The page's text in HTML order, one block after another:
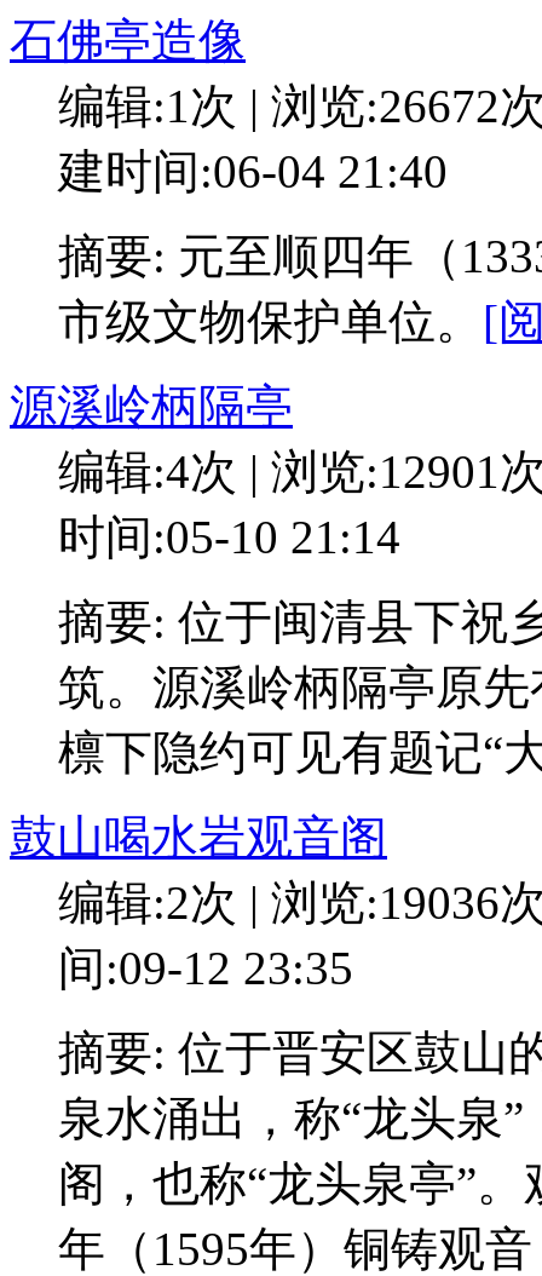
石佛亭造像
编辑:1次 | 浏览:26672
建时间:06-04 21:40
摘要: 元至顺四年（
市级文物保护单位。 [
源溪岭柄隔亭
编辑:4次 | 浏览:12901
时间:05-10 21:14
摘要: 位于闽清县下祝
筑。源溪岭柄隔亭原
檩下隐约可见有题记“
鼓山喝水岩观音阁
编辑:2次 | 浏览:19036
间:09-12 23:35
摘要: 位于晋安区鼓山
泉水涌出，称“龙头泉
阁，也称“龙头泉亭”
年（1595年）铜铸观